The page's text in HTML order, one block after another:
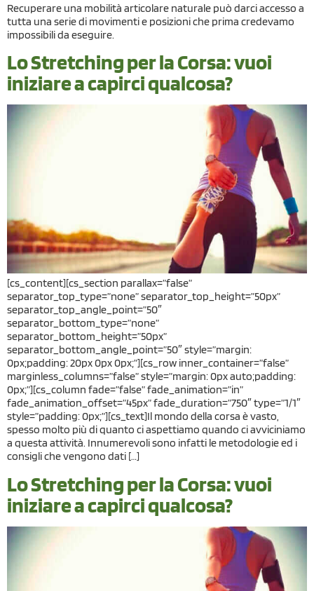
Recuperare una mobilità articolare naturale può darci accesso a
tutta una serie di movimenti e posizioni che prima credevamo
impossibili da eseguire.
Lo Stretching per la Corsa: vuoi
iniziare a capirci qualcosa?
[cs_content][cs_section parallax=”false”
separator_top_type=”none” separator_top_height=”50px”
separator_top_angle_point=”50″
separator_bottom_type=”none”
separator_bottom_height=”50px”
separator_bottom_angle_point=”50″ style=”margin:
0px;padding: 20px 0px 0px;”][cs_row inner_container=”false”
marginless_columns=”false” style=”margin: 0px auto;padding:
0px;”][cs_column fade=”false” fade_animation=”in”
fade_animation_offset=”45px” fade_duration=”750″ type=”1/1″
style=”padding: 0px;”][cs_text]Il mondo della corsa è vasto,
spesso molto più di quanto ci aspettiamo quando ci avviciniamo
a questa attività. Innumerevoli sono infatti le metodologie ed i
consigli che vengono dati […]
Lo Stretching per la Corsa: vuoi
iniziare a capirci qualcosa?